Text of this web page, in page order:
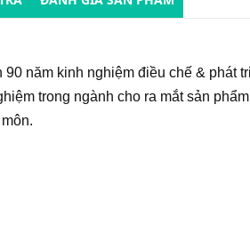
năm kinh nghiệm điều chế & phát
trong ngành cho ra mắt sản